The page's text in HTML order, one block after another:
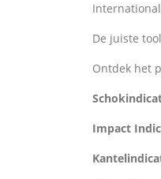
De juiste
Ontdek het
Impact